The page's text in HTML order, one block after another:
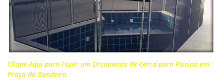
Clique Aqui para Fazer um Orçamento de Cerca para Piscina em
Praça da Bandeira